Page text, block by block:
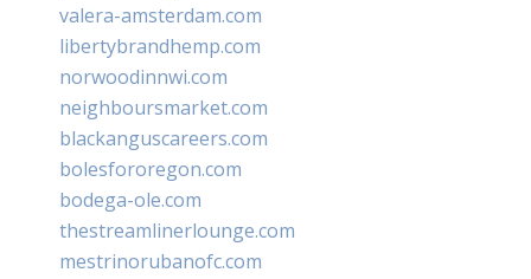
valera-amsterdam.com
libertybrandhemp.com
norwoodinnwi.com
neighboursmarket.com
blackanguscareers.com
bolesfororegon.com
bodega-ole.com
thestreamlinerlounge.com
mestrinorubanofc.com